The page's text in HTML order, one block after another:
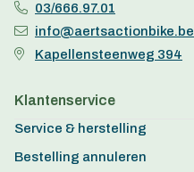
03/666.97.01
info@aertsactionbike.be
Kapellensteenweg 394
Klantenservice
Service & herstelling
Bestelling annuleren